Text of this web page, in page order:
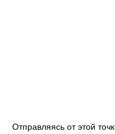
Отправляясь от этой